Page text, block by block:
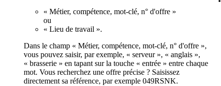
« Métier, compétence, mot-clé, n° d'offre »
ou
« Lieu de travail ».
Dans le champ « Métier, compétence, mot-clé, n° d'offre »,
vous pouvez saisir, par exemple, « serveur », « anglais »,
« brasserie » en tapant sur la touche « entrée » entre chaque
mot. Vous recherchez une offre précise ? Saisissez
directement sa référence, par exemple 049RSNK.